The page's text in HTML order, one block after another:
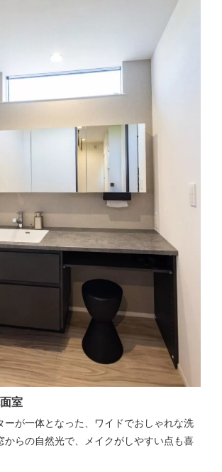
室
ーが一体となった、ワイドでおしゃれな洗
からの自然光で、メイクがしやすい点も喜